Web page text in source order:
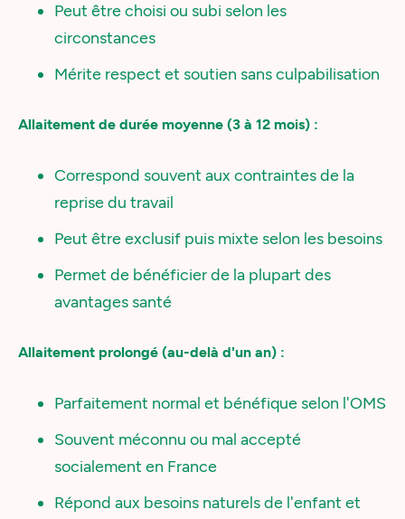
Peut être choisi ou subi selon les
circonstances
Mérite respect et soutien sans culpabilisation
Allaitement de durée moyenne (3 à 12 mois) :
Correspond souvent aux contraintes de la
reprise du travail
Peut être exclusif puis mixte selon les besoins
Permet de bénéficier de la plupart des
avantages santé
Allaitement prolongé (au-delà d'un an) :
Parfaitement normal et bénéfique selon l'OMS
Souvent méconnu ou mal accepté
socialement en France
Répond aux besoins naturels de l'enfant et